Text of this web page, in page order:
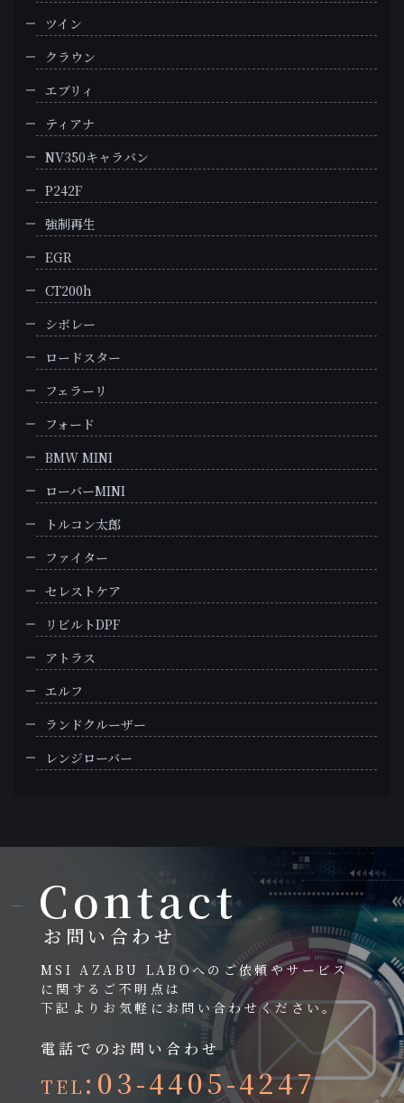
ツイン
クラウン
エブリィ
ティアナ
NV350キャラバン
P242F
強制再生
EGR
CT200h
シボレー
ロードスター
フェラーリ
フォード
BMW MINI
ローバーMINI
トルコン太郎
ファイター
セレストケア
リビルトDPF
アトラス
エルフ
ランドクルーザー
レンジローバー
Contact
お問い合わせ
MSI AZABU LABOへのご依頼やサービス
に関するご不明点は
下記よりお気軽にお問い合わせください。
電話でのお問い合わせ
TEL :03-4405-4247